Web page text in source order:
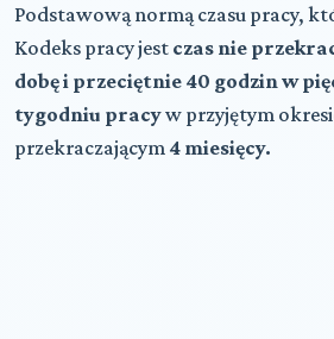
Podstawową normą czasu pracy,
Kodeks pracy jest czas nie
dobę i przeciętnie 40 godzin w
tygodniu pracyw przyjętym
przekraczającym 4 miesięcy.